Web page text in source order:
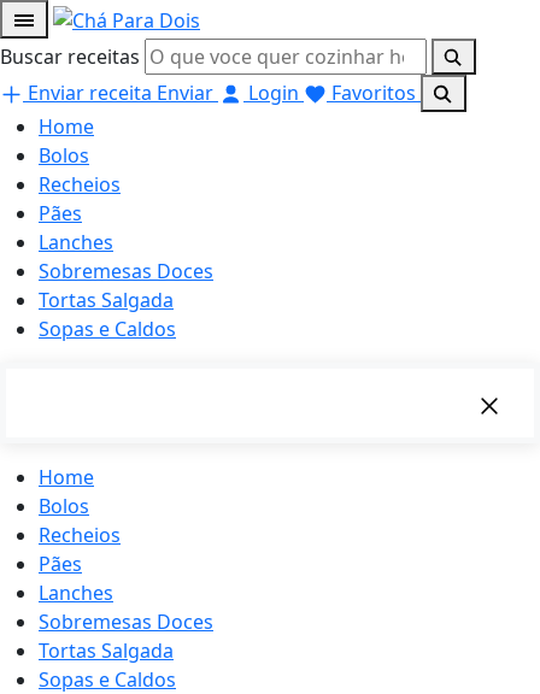
Buscar receitas
Enviar receita Enviar Login
Favoritos
Home
Bolos
Recheios
Pães
Lanches
Sobremesas Doces
Tortas Salgada
Sopas e Caldos
Home
Bolos
Recheios
Pães
Lanches
Sobremesas Doces
Tortas Salgada
Sopas e Caldos